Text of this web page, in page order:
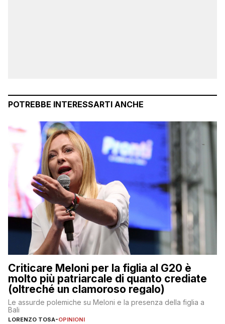
POTREBBE INTERESSARTI ANCHE
Criticare Meloni per la figlia al G20 è
molto più patriarcale di quanto crediate
(oltreché un clamoroso regalo)
Le assurde polemiche su Meloni e la presenza della figlia a
Bali
LORENZO TOSA-OPINIONI